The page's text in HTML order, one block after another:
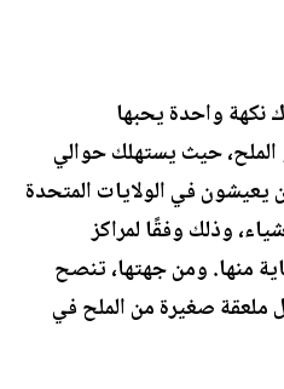
نكهة واحدة يحبها
الملح، حيث يستهلك حوالي
يعيشون في الولايات المتحدة
وذلك وفقًا لمراكز
منها. ومن جهتها، تنصح
ملعقة صغيرة من الملح في